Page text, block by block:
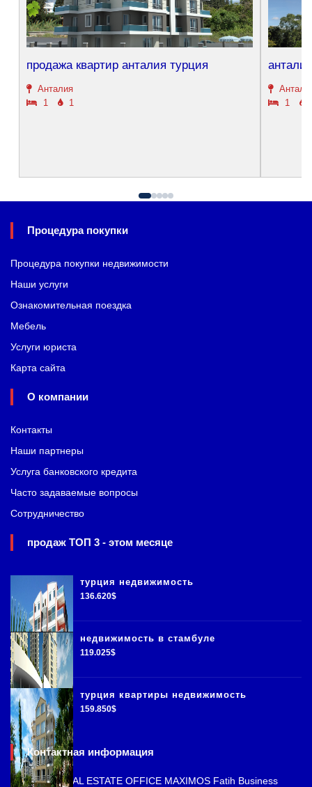
продажа квартир анталия турция
Анталия
1
1
1
Процедура покупки
Процедура покупки недвижимости
Наши услуги
Ознакомительная поездка
Мебель
Услуги юриста
Карта сайта
О компании
Контакты
Наши партнеры
Услуга банковского кредита
Часто задаваемые вопросы
Сотрудничество
продаж ТОП 3 - этом месяце
турция недвижимость
136.620$
недвижимость в стамбуле
119.025$
турция квартиры недвижимость
159.850$
Контактная информация
ISTANBUL REAL ESTATE OFFICE MAXIMOS Fatih Business